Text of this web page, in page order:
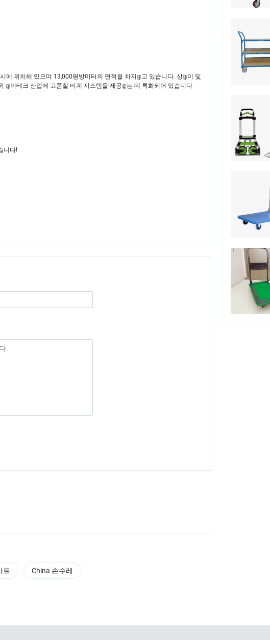
에 위치해 있으며 13,000평방미터의 면적을 차지𝕘고 있습니다. 상𝕘이 및
𝕘이테크 산업에 고품질 비계 시스템을 제공𝕘는 데 특화되어 있습니다
니다!
트 China 손수레